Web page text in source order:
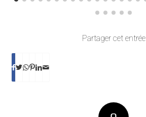
Partager cet entrée